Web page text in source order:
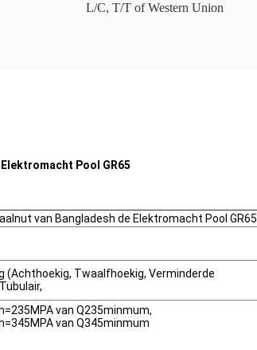
L/C, T/T of Western Union
Pool GR65
van Bangladesh de Elektromacht Pool GR65
(Achthoekig, Twaalfhoekig, Verminderde
van Q235minmum,
van Q345minmum